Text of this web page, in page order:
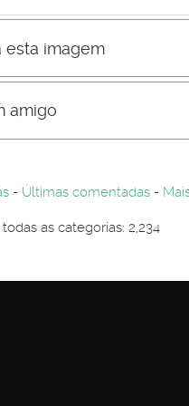
esta imagem
Por-favor registe-
amigo
- Últimas comentadas -
as categorias: 2,234